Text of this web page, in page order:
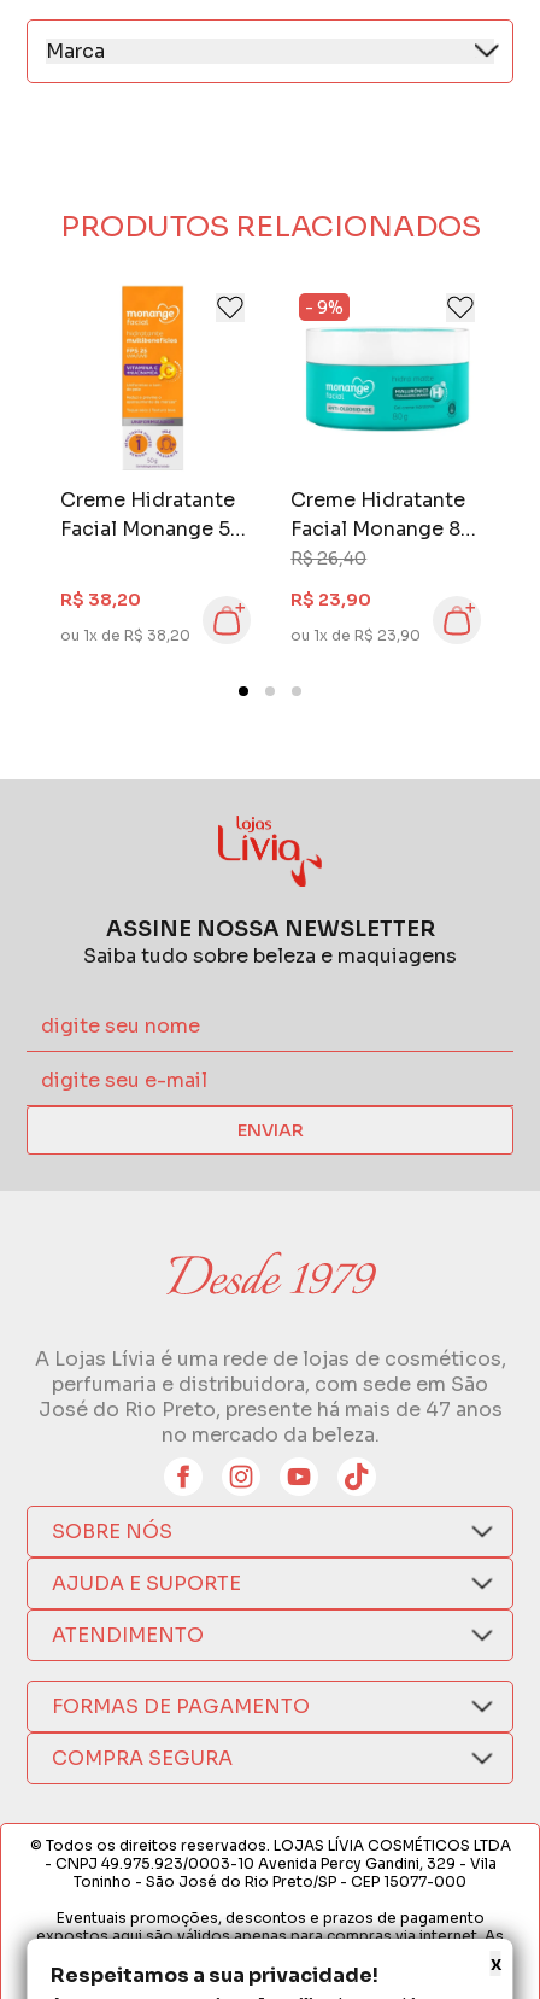
Respeitamos a sua privacidade! x
Marca
Presente no mercado há mais de 50 anos,
Desde 1965, a Monange se identifica com a
necessidades e cuidar de cada uma delas.
PRODUTOS RELACIONADOS
Creme Hidratante
Facial Monange 50
FPS 25
R$ 38,20
ou 1x de R$ 38,20
Creme Hidratante
Facial Monange 80
gr Matte
R$ 26,40
R$ 23,90
ou 1x de R$ 23,90
- 9%
ASSINE NOSSA NEWSLETTER
Saiba tudo sobre beleza e maquiagens
ENVIAR
A Lojas Lívia é uma rede de lojas de cosméticos,
perfumaria e distribuidora, com sede em São
José do Rio Preto, presente há mais de 47 anos
no mercado da beleza.
SOBRE NÓS
Quem Somos
Compra Segura
Como Comprar
Nossas Lojas
Política de Privacidade
AJUDA E SUPORTE
Nosso Aplicativo
Trocas e Devoluções
Formas de Pagamento
Fretes e Entregas
Fabricantes
Termos de Compra e Venda
ATENDIMENTO
(17) 3209-9595
sacweb@lojaslivia.com.br
FORMAS DE PAGAMENTO
COMPRA SEGURA
© Todos os direitos reservados. LOJAS LÍVIA COSMÉTICOS LTDA
- CNPJ 49.975.923/0003-10 Avenida Percy Gandini, 329 - Vila
Toninho - São José do Rio Preto/SP - CEP 15077-000
Eventuais promoções, descontos e prazos de pagamento
expostos aqui são válidos apenas para compras via internet. As
Loja. É proibida a utilização total ou parcial sem nossa autorização.